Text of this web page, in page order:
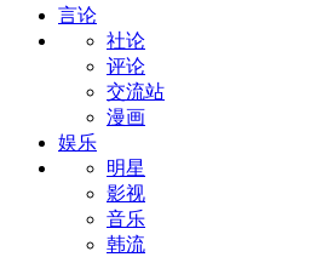
言论
社论
评论
交流站
漫画
娱乐
明星
影视
音乐
韩流